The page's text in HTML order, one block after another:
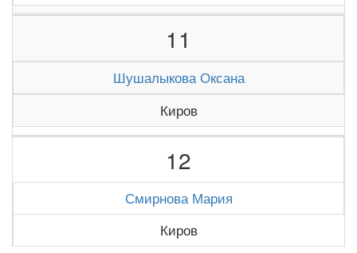
11
Шушалыкова Оксана
Киров
12
Смирнова Мария
Киров